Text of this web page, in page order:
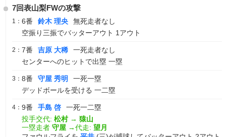
7回表山梨FWの攻撃
1： 6番 鈴木 理央
無死走者なし
空振り三振でバッターアウト 1アウト
2： 7番 吉原 大稀
一死走者なし
センターへのヒットで出塁 一塁
3： 8番 守屋 秀明
一死一塁
デッドボールを受ける 一二塁
4： 9番 手島 啓
一死一二塁
投手交代: 松村 → 猿山
一塁走者 守屋 →代走: 望月